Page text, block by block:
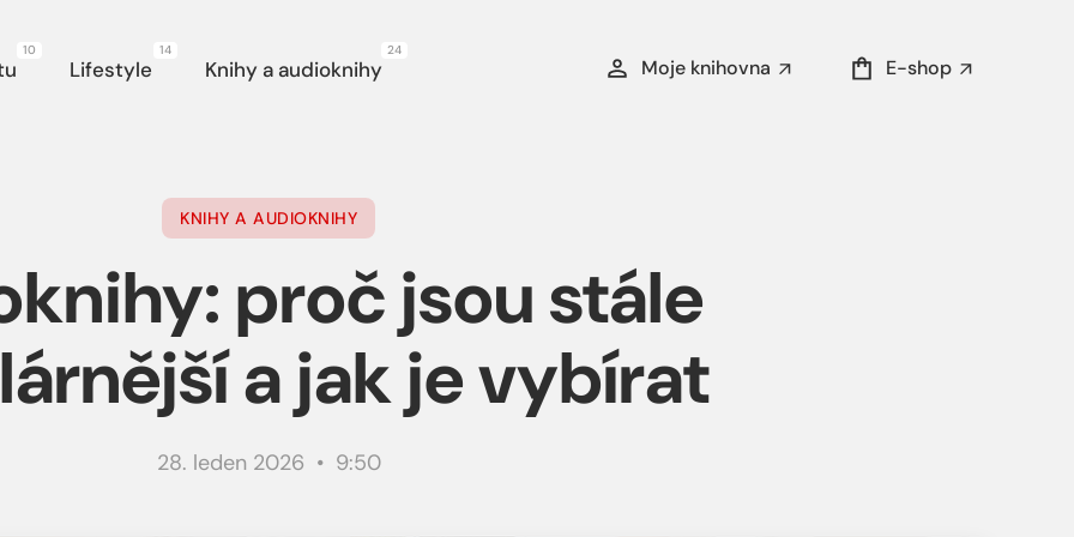
10
Lifestyle
14
Knihy a audioknihy
24
Moje knihovna E-shop
KNIHY A AUDIOKNIHY
proč jsou stále
a jak je vybírat
28. leden 2026 • 9:50